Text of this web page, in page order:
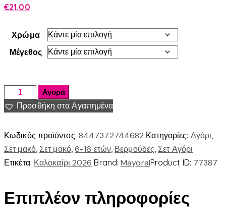
€21.00
Χρώμα
Μέγεθος
Αγορά
Προσθήκη στα Αγαπημένα
Κωδικός προϊόντος: 8447372744682 Κατηγορίες: Αγόρι,
Σετ μακό,Σετ μακό,6-16 ετών, Βερμούδες,Σετ Αγόρι
Ετικέτα: Καλοκαίρι 2026 Brand:MayoralProduct ID: 77387
Επιπλέον πληροφορίες